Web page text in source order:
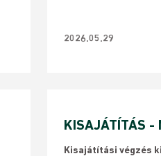
2026.05.29
KISAJÁTÍTÁS -
Kisajátítási végzés